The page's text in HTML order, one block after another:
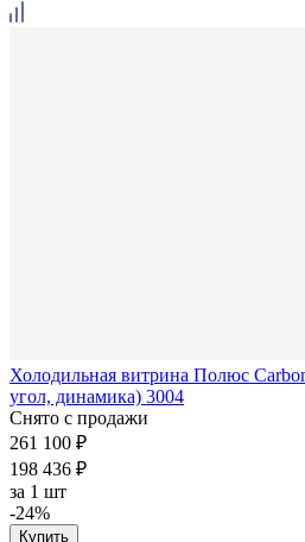
Холодильная витрина Полюс
угол, динамика) 3004
Снято с продажи
261 100 ₽
198 436 ₽
за 1 шт
-24%
Купить